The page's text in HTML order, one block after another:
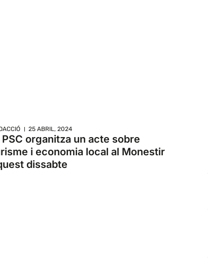
25 ABRIL, 2024
PSC organitza un acte sobre
i economia local al Monestir
dissabte